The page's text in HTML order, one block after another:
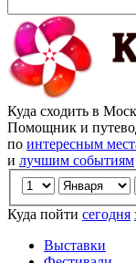
Куда сходить в
Помощник и
по интересным
и лучшим событиям
Куда пойти сегодня
Выставки